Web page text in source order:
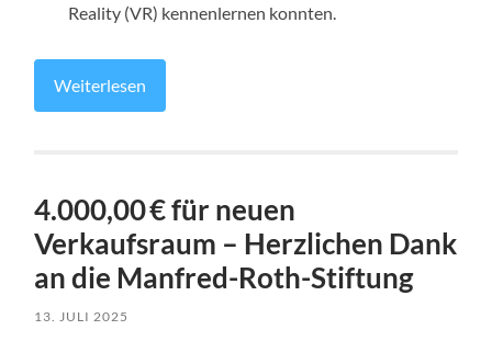
Reality (VR) kennenlernen konnten.
Weiterlesen
4.000,00 € für neuen
Verkaufsraum – Herzlichen Dank
an die Manfred-Roth-Stiftung
13. JULI 2025